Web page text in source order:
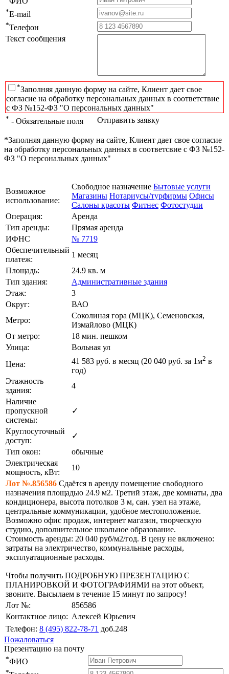
*E-mail
*Телефон
Текст сообщения
*Заполняя данную форму на сайте, Клиент дает свое
согласие на обработку персональных данных в соответствие
с ФЗ №152-ФЗ "О персональных данных"
* - Обязательные поля Отправить заявку
*Заполняя данную форму на сайте, Клиент дает свое согласие
на обработку персональных данных в соответсвие с ФЗ №152-
ФЗ "О персональных данных"
Возможное
использование:
Свободное назначение Бытовые услуги
Магазины Нотариусы/турфирмы Офисы
Салоны красоты Фитнес Фотостудии
Операция:
Аренда
Тип аренды:
Прямая аренда
ИФНС
№ 7719
Обеспечительный
платеж:
1 месяц
Площадь:
24.9 кв. м
Тип здания:
Административные здания
Этаж:
3
Округ:
ВАО
Метро:
Соколиная гора (МЦК), Семеновская,
Измайлово (МЦК)
От метро:
18 мин. пешком
Улица:
Вольная ул
Цена:
41 583 руб. в месяц (20 040 руб. за 1м2 в
год)
Этажность
здания:
4
Наличие
пропускной
системы:
✓
Круглосуточный
доступ:
✓
Тип окон:
обычные
Электрическая
мощность, кВт:
10
Лот №.856586 Сдаётся в аренду помещение свободного
назначения площадью 24.9 м2. Третий этаж, две комнаты, два
кондиционера, высота потолков 3 м, сан. узел на этаже,
центральные коммуникации, удобное местоположение.
Возможно офис продаж, интернет магазин, творческую
студию, дополнительное школьное образование.
Стоимость аренды: 20 040 руб/м2/год. В цену не включено:
затраты на электричество, коммунальные расходы,
эксплуатационные расходы.
Чтобы получить ПОДРОБНУЮ ПРЕЗЕНТАЦИЮ С
ПЛАНИРОВКОЙ И ФОТОГРАФИЯМИ на этот объект,
звоните. Высылаем в течение 15 минут по запросу!
Лот №:
856586
Контактное лицо: Алексей Юрьевич
Телефон: 8 (495) 822-78-71 доб.248
Пожаловаться
Презентацию на почту
*ФИО
*